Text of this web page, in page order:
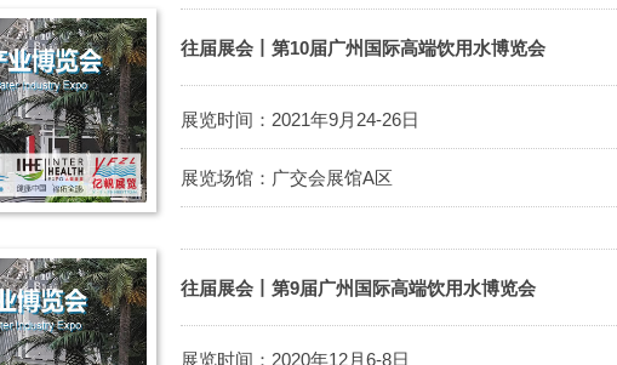
往届展会丨第10届广州国际高端饮用水博览会
展览时间：2021年9月24-26日
展览场馆：广交会展馆A区
往届展会丨第9届广州国际高端饮用水博览会
展览时间：2020年12月6-8日